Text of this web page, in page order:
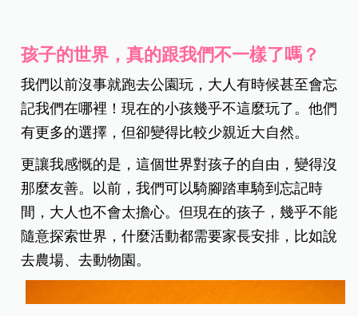
孩子的世界，真的跟我們不一樣了嗎？
我們以前沒事就跑去公園玩，大人有時候甚至會忘
記我們在哪裡！現在的小孩幾乎不這麼玩了。他們
有更多的選擇，但卻變得比較少親近大自然。
更讓我感慨的是，這個世界對孩子的自由，變得沒
那麼友善。以前，我們可以騎腳踏車騎到忘記時
間，大人也不會太擔心。但現在的孩子，幾乎不能
隨意探索世界，什麼活動都需要家長安排，比如說
去農場、去動物園。